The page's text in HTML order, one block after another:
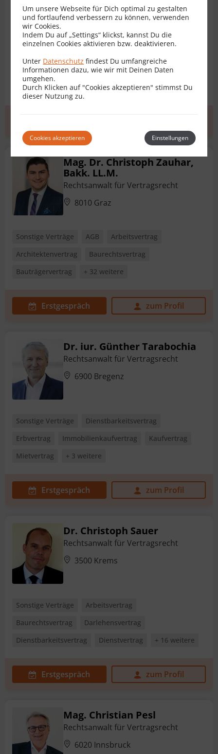
1010 Wien Weitere Standorte
Bewertungen
Bauträgervertrag
Darlehensvertrag
Dienstbarkeitsvertrag
Ehevertrag + 13 weitere
Mag. Dr. Christoph Zauhar,
Bakk. LL.M.
Rechtsanwalt für Vertragsrecht
8010 Graz
Sonstige Verträge AGB
Arbeitsvertrag
Architektenvertrag
Baurechtsvertrag
Bauträgervertrag
+ 32 weitere
Erstgespräch zum Profil
Dr. iur. Günther Tarabochia
Rechtsanwalt für Vertragsrecht
6900 Bregenz
Sonstige Verträge
Dienstbarkeitsvertrag
Erbvertrag
Immobilienkaufvertrag
Kaufvertrag
Mietvertrag
+ 3 weitere
Erstgespräch zum Profil
Dr. Christoph Sauer
Rechtsanwalt für Vertragsrecht
3500 Krems
Sonstige Verträge
Arbeitsvertrag
Baurechtsvertrag
Darlehensvertrag
Dienstbarkeitsvertrag
Dienstvertrag + 16 weitere
Erstgespräch zum Profil
Mag. Christian Pesl
Rechtsanwalt für Vertragsrecht
6020 Innsbruck
Um unsere Webseite für Dich optimal zu gestalten
und fortlaufend verbessern zu können, verwenden
wir Cookies.
Indem Du auf „Settings“ klickst, kannst Du die
einzelnen Cookies aktivieren bzw. deaktivieren.
Unter Datenschutz findest Du umfangreiche
Informationen dazu, wie wir mit Deinen Daten
umgehen.
Durch Klicken auf "Cookies akzeptieren" stimmst Du
dieser Nutzung zu.
Cookies akzeptieren Einstellungen